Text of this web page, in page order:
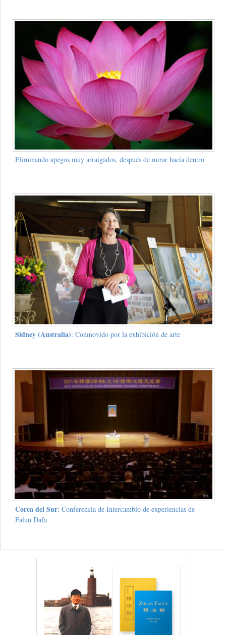
Eliminando apegos muy arraigados, después de mirar hacía dentro
Sídney (Australia): Conmovido por la exhibición de arte
Corea del Sur: Conferencia de Intercambio de experiencias de
Falun Dafa